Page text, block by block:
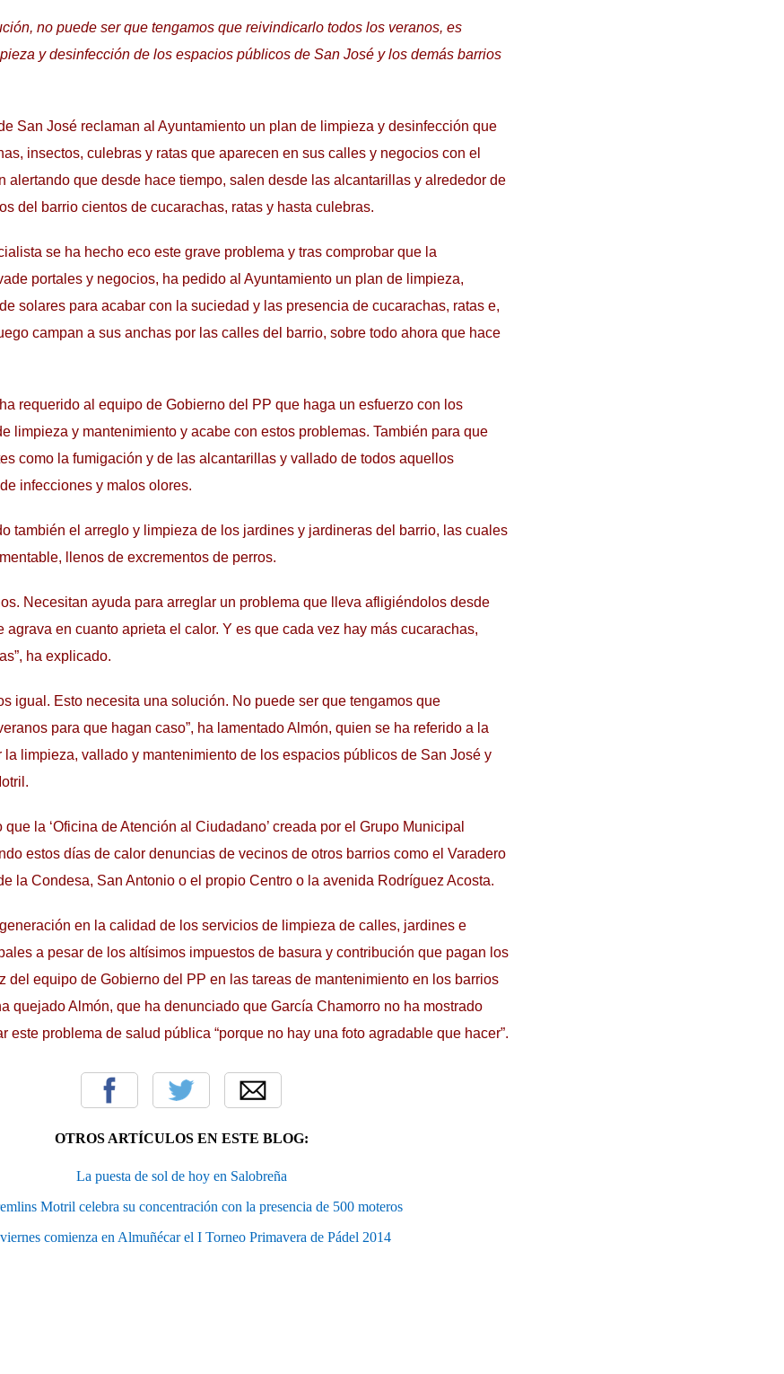
no puede ser que tengamos que reivindicarlo todos los veranos, es
y desinfección de los espacios públicos de San José y los demás barrios
San José reclaman al Ayuntamiento un plan de limpieza y desinfección que
insectos, culebras y ratas que aparecen en sus calles y negocios con el
alertando que desde hace tiempo, salen desde las alcantarillas y alrededor de
del barrio cientos de cucarachas, ratas y hasta culebras.
se ha hecho eco este grave problema y tras comprobar que la
portales y negocios, ha pedido al Ayuntamiento un plan de limpieza,
solares para acabar con la suciedad y las presencia de cucarachas, ratas e,
campan a sus anchas por las calles del barrio, sobre todo ahora que hace
requerido al equipo de Gobierno del PP que haga un esfuerzo con los
limpieza y mantenimiento y acabe con estos problemas. También para que
como la fumigación y de las alcantarillas y vallado de todos aquellos
infecciones y malos olores.
también el arreglo y limpieza de los jardines y jardineras del barrio, las cuales
llenos de excrementos de perros.
Necesitan ayuda para arreglar un problema que lleva afligiéndolos desde
agrava en cuanto aprieta el calor. Y es que cada vez hay más cucarachas,
ha explicado.
igual. Esto necesita una solución. No puede ser que tengamos que
para que hagan caso”, ha lamentado Almón, quien se ha referido a la
limpieza, vallado y mantenimiento de los espacios públicos de San José y
la ‘Oficina de Atención al Ciudadano’ creada por el Grupo Municipal
estos días de calor denuncias de vecinos de otros barrios como el Varadero
la Condesa, San Antonio o el propio Centro o la avenida Rodríguez Acosta.
en la calidad de los servicios de limpieza de calles, jardines e
a pesar de los altísimos impuestos de basura y contribución que pagan los
del equipo de Gobierno del PP en las tareas de mantenimiento en los barrios
quejado Almón, que ha denunciado que García Chamorro no ha mostrado
este problema de salud pública “porque no hay una foto agradable que hacer”.
OTROS ARTÍCULOS EN ESTE BLOG:
La puesta de sol de hoy en Salobreña
Motril celebra su concentración con la presencia de 500 moteros
comienza en Almuñécar el I Torneo Primavera de Pádel 2014